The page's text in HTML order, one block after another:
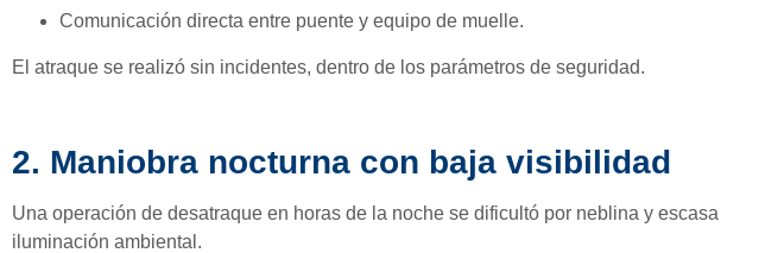
Comunicación directa entre puente y equipo de muelle.
El atraque se realizó sin incidentes, dentro de los parámetros de seguridad.
2. Maniobra nocturna con baja visibilidad
Una operación de desatraque en horas de la noche se dificultó por neblina y escasa
iluminación ambiental.